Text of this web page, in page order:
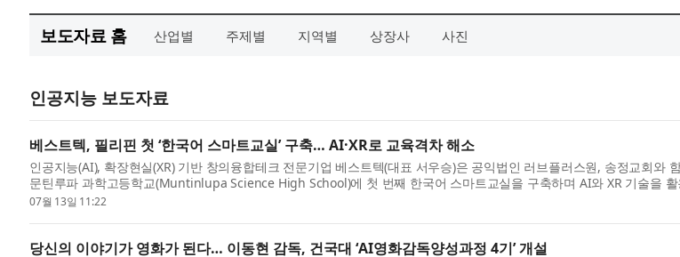
보도자료 홈 산업별 주제별 지역별 상장사 사진
인공지능 보도자료
베스트텍, 필리핀 첫 ‘한국어 스마트교실’ 구축… AI·XR로 교육격차 해소
인공지능(AI), 확장현실(XR) 기반 창의융합테크 전문기업 베스트텍(대표 서우승)은 공익법인 러브플러스원, 송정교회와
문틴루파 과학고등학교(Muntinlupa Science High School)에 첫 번째 한국어 스마트교실을 구축하며 AI와 XR 기술을 활
벌 ...
07월 13일 11:22
당신의 이야기가 영화가 된다… 이동현 감독, 건국대 ‘AI영화감독양성과정 4기’ 개설